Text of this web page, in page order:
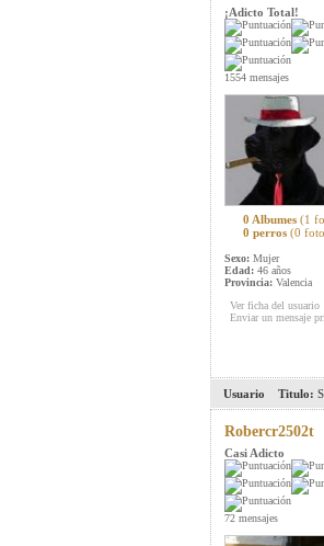
¡Adicto Total!
1554 mensajes
0 Albumes (1
0 perros (0
Sexo: Mujer
Edad: 46 años
Provincia: Valencia
Ver ficha del usuario
Enviar un mensaje
Usuario Titulo:
Robercr2502t
Casi Adicto
72 mensajes